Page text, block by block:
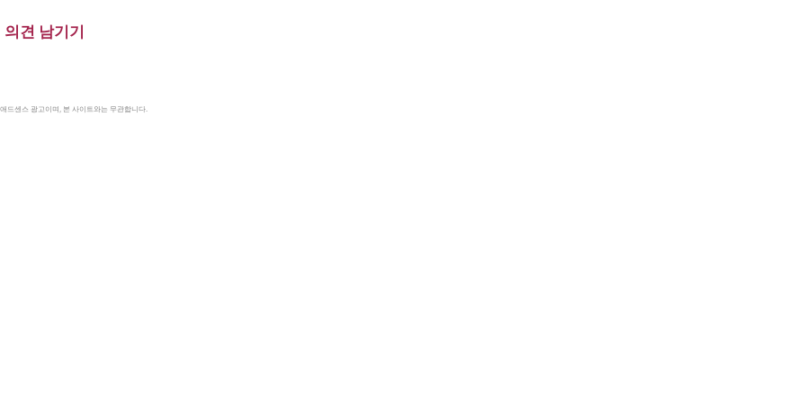
의견 남기기
드센스 광고이며, 본 사이트와는 무관합니다.